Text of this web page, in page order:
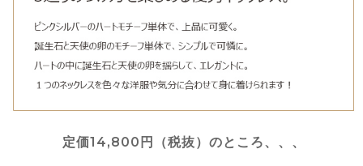
定価14,800円（税抜）のところ、、、